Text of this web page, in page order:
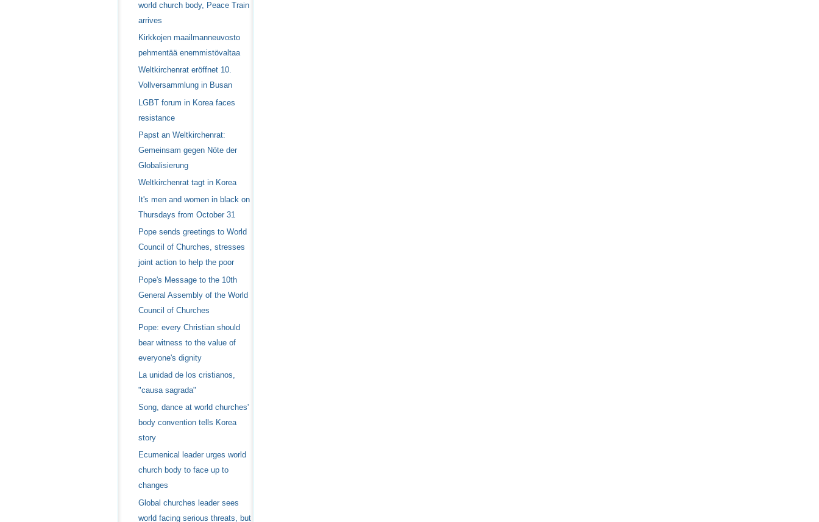
world church body, Peace Train
arrives
Kirkkojen maailmanneuvosto
pehmentää enemmistövaltaa
Weltkirchenrat eröffnet 10.
Vollversammlung in Busan
LGBT forum in Korea faces
resistance
Papst an Weltkirchenrat:
Gemeinsam gegen Nöte der
Globalisierung
Weltkirchenrat tagt in Korea
It's men and women in black on
Thursdays from October 31
Pope sends greetings to World
Council of Churches, stresses
joint action to help the poor
Pope's Message to the 10th
General Assembly of the World
Council of Churches
Pope: every Christian should
bear witness to the value of
everyone's dignity
La unidad de los cristianos,
"causa sagrada"
Song, dance at world churches'
body convention tells Korea
story
Ecumenical leader urges world
church body to face up to
changes
Global churches leader sees
world facing serious threats, but